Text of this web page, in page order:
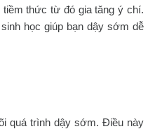
tiềm thức từ đó gia tăng ý chí.
học giúp bạn dậy sớm dễ
quá trình dậy sớm. Điều này